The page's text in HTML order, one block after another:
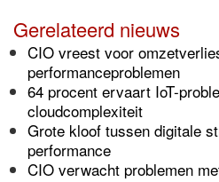
Gerelateerd nieuws
CIO vreest voor
performanceproblemen
64 procent ervaart IoT-
cloudcomplexiteit
Grote kloof tussen digitale
performance
CIO verwacht problemen